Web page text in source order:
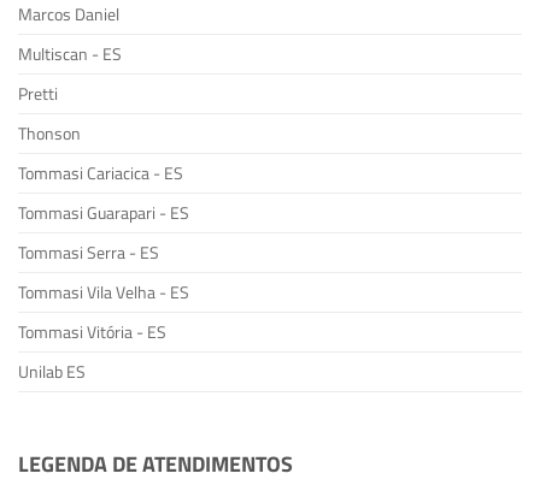
Marcos Daniel
Multiscan - ES
Pretti
Thonson
Tommasi Cariacica - ES
Tommasi Guarapari - ES
Tommasi Serra - ES
Tommasi Vila Velha - ES
Tommasi Vitória - ES
Unilab ES
LEGENDA DE ATENDIMENTOS